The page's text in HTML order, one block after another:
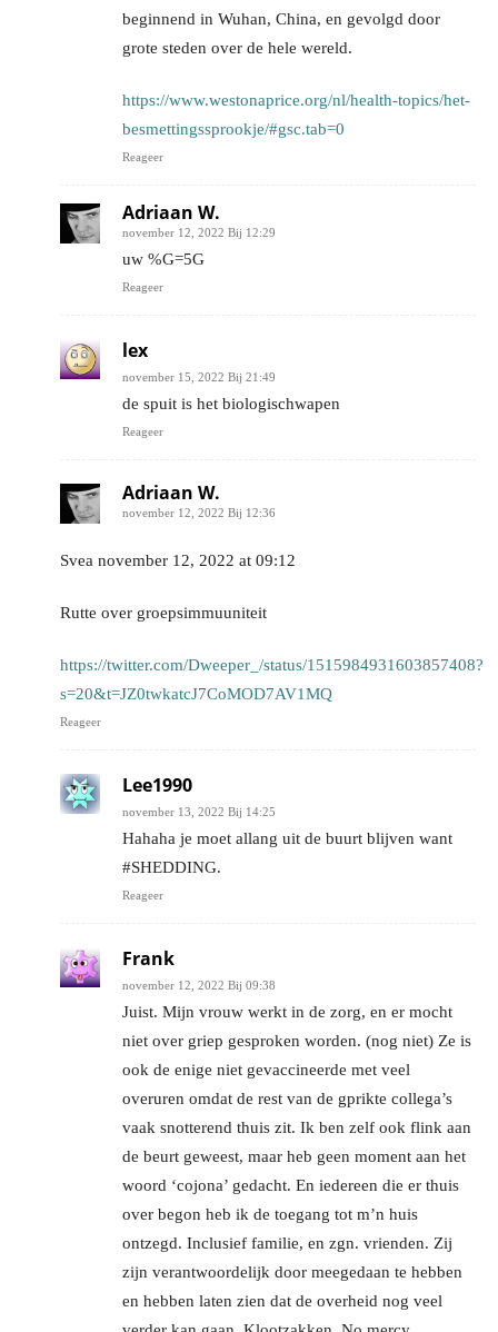
beginnend in Wuhan, China, en gevolgd door
grote steden over de hele wereld.
https://www.westonaprice.org/nl/health-topics/het-
besmettingssprookje/#gsc.tab=0
Reageer
Adriaan W.
november 12, 2022 Bij 12:29
uw %G=5G
Reageer
lex
november 15, 2022 Bij 21:49
de spuit is het biologischwapen
Reageer
Adriaan W.
november 12, 2022 Bij 12:36
Svea november 12, 2022 at 09:12
Rutte over groepsimmuuniteit
https://twitter.com/Dweeper_/status/1515984931603857408?
s=20&t=JZ0twkatcJ7CoMOD7AV1MQ
Reageer
Lee1990
november 13, 2022 Bij 14:25
Hahaha je moet allang uit de buurt blijven want
#SHEDDING.
Reageer
Frank
november 12, 2022 Bij 09:38
Juist. Mijn vrouw werkt in de zorg, en er mocht
niet over griep gesproken worden. (nog niet) Ze is
ook de enige niet gevaccineerde met veel
overuren omdat de rest van de gprikte collega’s
vaak snotterend thuis zit. Ik ben zelf ook flink aan
de beurt geweest, maar heb geen moment aan het
woord ‘cojona’ gedacht. En iedereen die er thuis
over begon heb ik de toegang tot m’n huis
ontzegd. Inclusief familie, en zgn. vrienden. Zij
zijn verantwoordelijk door meegedaan te hebben
en hebben laten zien dat de overheid nog veel